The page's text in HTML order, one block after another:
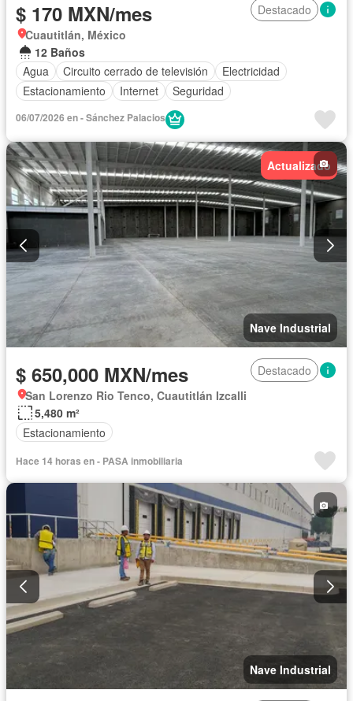
$ 170 MXN/mes
Destacado
Cuautitlán, México
12 Baños
Agua
Circuito cerrado de televisión
Electricidad
Estacionamiento
Internet Seguridad
06/07/2026 en - Sánchez Palacios
Actualizado
Nave Industrial
$ 650,000 MXN/mes
Destacado
San Lorenzo Rio Tenco, Cuautitlán Izcalli
5,480 m²
Estacionamiento
Hace 14 horas en - PASA inmobiliaria
Nave Industrial